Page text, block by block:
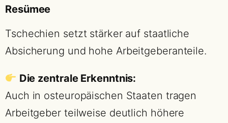
Resümee
Tschechien setzt stärker auf staatliche
Absicherung und hohe Arbeitgeberanteile.
Die zentrale Erkenntnis:
Auch in osteuropäischen Staaten tragen
Arbeitgeber teilweise deutlich höhere